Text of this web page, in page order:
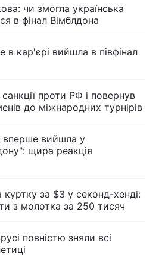
чи змогла українська
в фінал Вімблдона
в кар'єрі вийшла в півфінал
проти РФ і повернув
до міжнародних турнірів
вийшла у
щира реакція
за $3 у секонд-хенді:
з молотка за 250 тисяч
повністю зняли всі